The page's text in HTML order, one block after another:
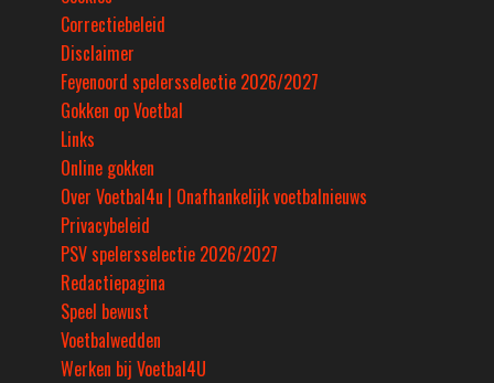
Correctiebeleid
Disclaimer
Feyenoord spelersselectie 2026/2027
Gokken op Voetbal
Links
Online gokken
Over Voetbal4u | Onafhankelijk voetbalnieuws
Privacybeleid
PSV spelersselectie 2026/2027
Redactiepagina
Speel bewust
Voetbalwedden
Werken bij Voetbal4U